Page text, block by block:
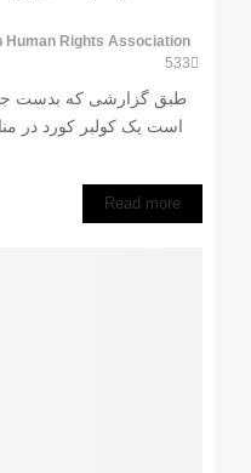
Human Rights Association
533
طبق گزارشی کە بدست
است یک کولبر كورد در
Read more